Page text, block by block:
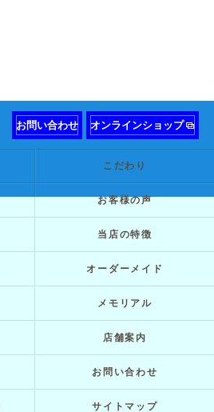
お問い合わせ オンラインショップ
こだわり
お客様の声
当店の特徴
オーダーメイド
メモリアル
店舗案内
お問い合わせ
サイトマップ